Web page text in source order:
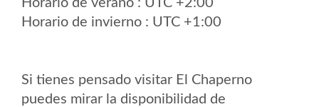
Horario de verano : UTC +2:00
Horario de invierno : UTC +1:00
Si tienes pensado visitar El Chaperno
puedes mirar la disponibilidad de